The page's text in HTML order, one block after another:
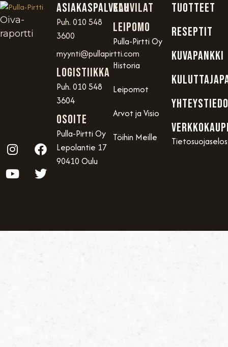
Oiva-
raportti
Asiakaspalvelu
Puh. 010 548
3600
myynti@pullapirtti.com
Logistiikka
Puh. 010 548
3604
OSOITE
Pulla-Pirtti Oy
Lepolantie 17
90410 Oulu
Kahvilat
Leipomo
Pulla-Pirtti Oy
Historia
Leipomot
Arvot ja Visio
Töihin Meille
TUOTTEET
RESEPTIT
KUVAPANKKI